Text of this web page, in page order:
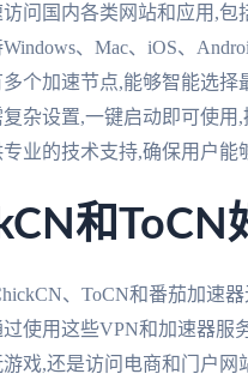
访问国内各类网站和应用,包
、Mac、iOS、
个加速节点,能够智能选择
杂设置,一键启动即可使用,
业的技术支持,确保用户能
和ToCN
、ToCN和番茄加速
使用这些VPN和加速器服
戏,还是访问电商和门户